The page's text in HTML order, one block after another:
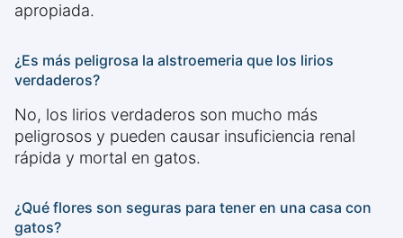
apropiada.
¿Es más peligrosa la alstroemeria que los lirios
verdaderos?
No, los lirios verdaderos son mucho más
peligrosos y pueden causar insuficiencia renal
rápida y mortal en gatos.
¿Qué flores son seguras para tener en una casa con
gatos?